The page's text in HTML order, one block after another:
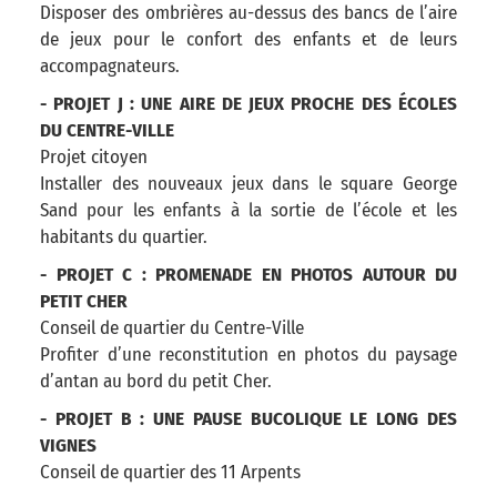
Disposer des ombrières au-dessus des bancs de l’aire
de jeux pour le confort des enfants et de leurs
accompagnateurs.
- PROJET J : UNE AIRE DE JEUX PROCHE DES ÉCOLES
DU CENTRE-VILLE
Projet citoyen
Installer des nouveaux jeux dans le square George
Sand pour les enfants à la sortie de l’école et les
habitants du quartier.
- PROJET C : PROMENADE EN PHOTOS AUTOUR DU
PETIT CHER
Conseil de quartier du Centre-Ville
Profiter d’une reconstitution en photos du paysage
d’antan au bord du petit Cher.
- PROJET B : UNE PAUSE BUCOLIQUE LE LONG DES
VIGNES
Conseil de quartier des 11 Arpents